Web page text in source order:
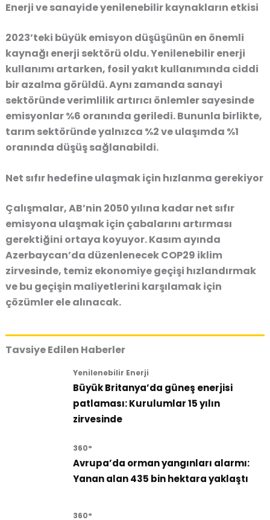
Enerji ve sanayide yenilenebilir kaynakların etkisi
2023’teki büyük emisyon düşüşünün en önemli
kaynağı enerji sektörü oldu. Yenilenebilir enerji
kullanımı artarken, fosil yakıt kullanımında ciddi
bir azalma görüldü. Aynı zamanda sanayi
sektöründe verimlilik artırıcı önlemler sayesinde
emisyonlar %6 oranında geriledi. Bununla birlikte,
tarım sektöründe yalnızca %2 ve ulaşımda %1
oranında düşüş sağlanabildi.
Net sıfır hedefine ulaşmak için hızlanma gerekiyor
Çalışmalar, AB’nin 2050 yılına kadar net sıfır
emisyona ulaşmak için çabalarını artırması
gerektiğini ortaya koyuyor. Kasım ayında
Azerbaycan’da düzenlenecek COP29 iklim
zirvesinde, temiz ekonomiye geçişi hızlandırmak
ve bu geçişin maliyetlerini karşılamak için
çözümler ele alınacak.
Tavsiye Edilen Haberler
Yenilenebilir Enerji
Büyük Britanya’da güneş enerjisi
patlaması: Kurulumlar 15 yılın
zirvesinde
360°
Avrupa’da orman yangınları alarmı:
Yanan alan 435 bin hektara yaklaştı
360°